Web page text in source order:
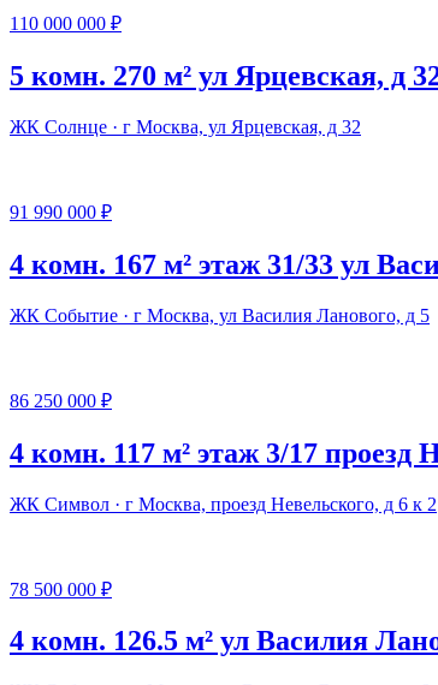
110 000 000 ₽
5 комн. 270 м² ул Ярцевская, д
ЖК Солнце · г Москва, ул Ярцевская, д 32
91 990 000 ₽
4 комн. 167 м² этаж 31/33 ул
ЖК Событие · г Москва, ул Василия Ланового, д 5
86 250 000 ₽
4 комн. 117 м² этаж 3/17 проезд
ЖК Символ · г Москва, проезд Невельского, д 6 к 2
78 500 000 ₽
4 комн. 126.5 м² ул Василия